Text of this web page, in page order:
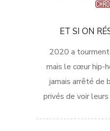
ET SI ON
2020 a
mais le cœur hip-
jamais arrêté de
privés de voir